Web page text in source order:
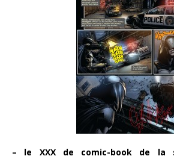
– le XXX de comic-book de la